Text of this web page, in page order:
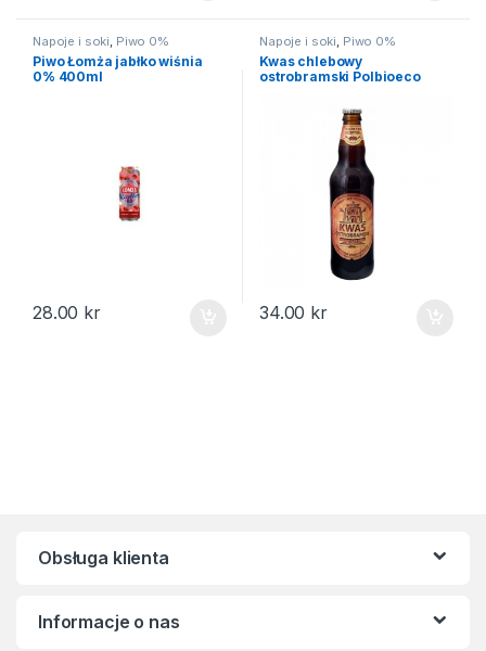
Napoje i soki, Piwo 0%
Piwo Łomża jabłko wiśnia
0% 400ml
28.00 kr
Napoje i soki, Piwo 0%
Kwas chlebowy
ostrobramski Polbioeco
34.00 kr
Obsługa klienta
Informacje o nas